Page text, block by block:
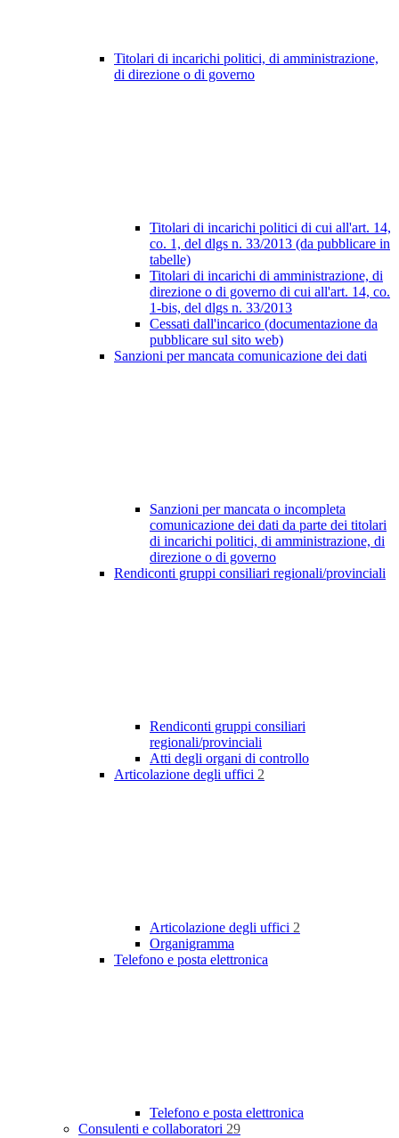
Titolari di incarichi politici, di amministrazione,
di direzione o di governo
Titolari di incarichi politici di cui all'art. 14,
co. 1, del dlgs n. 33/2013 (da pubblicare in
tabelle)
Titolari di incarichi di amministrazione, di
direzione o di governo di cui all'art. 14, co.
1-bis, del dlgs n. 33/2013
Cessati dall'incarico (documentazione da
pubblicare sul sito web)
Sanzioni per mancata comunicazione dei dati
Sanzioni per mancata o incompleta
comunicazione dei dati da parte dei titolari
di incarichi politici, di amministrazione, di
direzione o di governo
Rendiconti gruppi consiliari regionali/provinciali
Rendiconti gruppi consiliari
regionali/provinciali
Atti degli organi di controllo
Articolazione degli uffici 2
Articolazione degli uffici 2
Organigramma
Telefono e posta elettronica
Telefono e posta elettronica
Consulenti e collaboratori 29